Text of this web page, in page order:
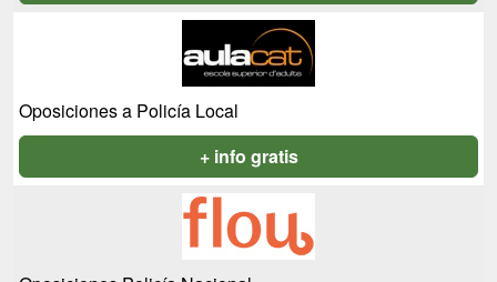
Oposiciones a Policía Local
+ info gratis